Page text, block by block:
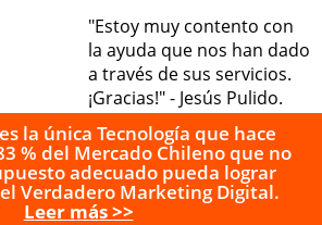
"Estoy muy contento con
la ayuda que nos han dado
a través de sus servicios.
¡Gracias!" - Jesús Pulido.
la única Tecnología que hace
% del Mercado Chileno que no
adecuado pueda lograr
Verdadero Marketing Digital.
Leer más >>